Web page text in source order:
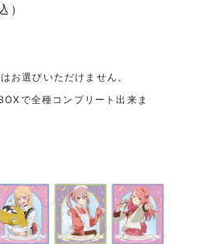
）
お選びいただけません。
で全種コンプリート出来ま